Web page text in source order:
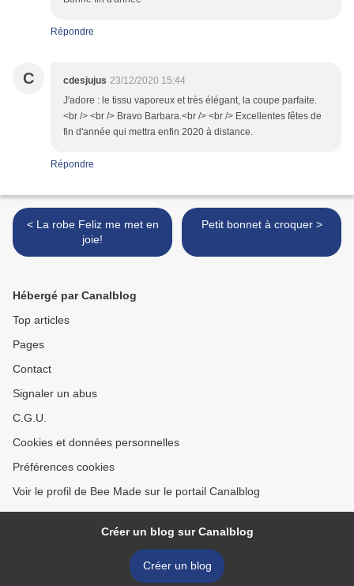
Répondre
C cdesjujus 23/12/2020 15:44
J'adore : le tissu vaporeux et très élégant, la coupe parfaite.
<br /> <br /> Bravo Barbara.<br /> <br /> Excellentes fêtes de
fin d'année qui mettra enfin 2020 à distance.
Répondre
< La robe Feliz me met en
joie!
Petit bonnet à croquer >
Hébergé par Canalblog
Top articles
Pages
Contact
Signaler un abus
C.G.U.
Cookies et données personnelles
Préférences cookies
Voir le profil de Bee Made sur le portail Canalblog
Créer un blog sur Canalblog
Créer un blog